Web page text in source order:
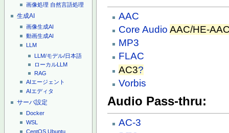
画像処理 自然言語処理
生成AI
画像生成AI
動画生成AI
LLM
LLM/モデル/日本語
ローカルLLM
RAG
AIエージェント
AIエディタ
サーバ設定
Docker
WSL
CentOS Ubuntu
AAC
Core Audio AAC/HE-
MP3
FLAC
AC3?
Vorbis
Audio Pass-thru:
AC-3